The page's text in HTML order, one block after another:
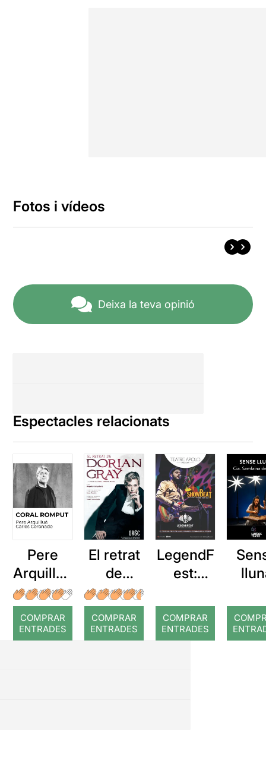
Fotos i vídeos
Deixa la teva opinió
Espectacles relacionats
Pere
Arquillué
: Coral
romput
COMPRAR
ENTRADES
El retrat
de
Dorian
Gray
COMPRAR
ENTRADES
LegendF
est:
at. Una
nit amb
COMPRAR
ENTRADES